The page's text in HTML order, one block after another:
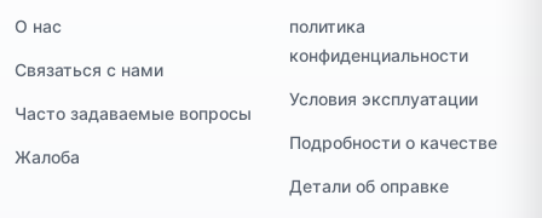
О нас
Связаться с нами
Часто задаваемые вопросы
Жалоба
политика
конфиденциальности
Условия эксплуатации
Подробности о качестве
Детали об оправке